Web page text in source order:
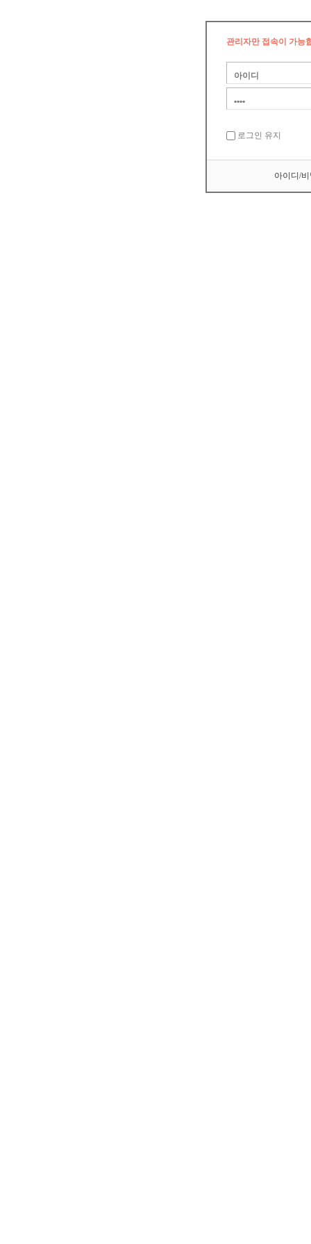
관리자만 접속이 가능
로그인 유지
아이디/